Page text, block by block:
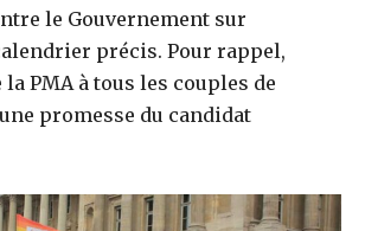
le Gouvernement sur
précis. Pour rappel,
la PMA à tous les couples de
promesse du candidat